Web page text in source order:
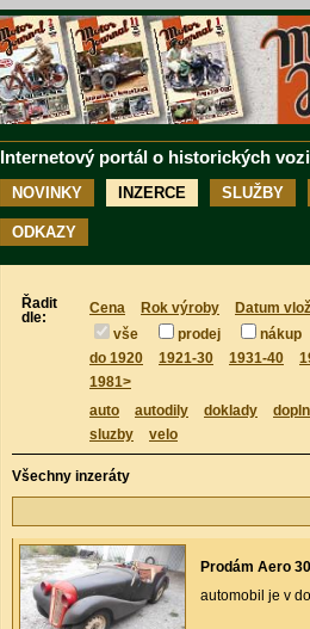
Internetový portál o historických
NOVINKY INZERCE SLUŽBY
ODKAZY
Řadit
dle:
Cena Rok výroby
Datum
vše
prodej
nákup
do 1920
1921-30 1931-40
1981>
auto
autodily doklady
sluzby
velo
Všechny inzeráty
Prodám Aero
automobil je v